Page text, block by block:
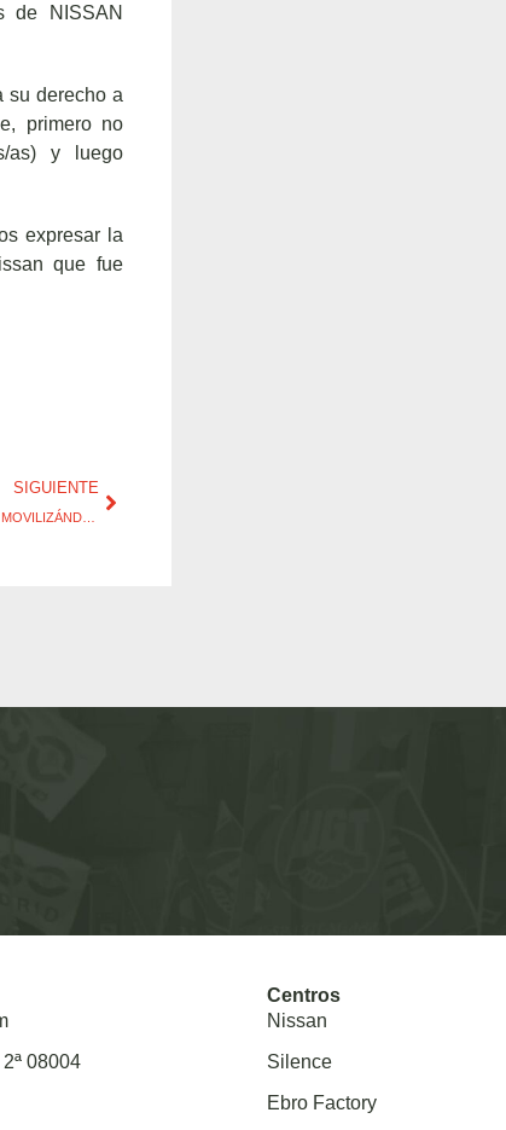
de NISSAN
su derecho a
primero no
as) y luego
expresar la
que fue
SIGUIENTE
NO PODRÁN CON NOSOTROS… SEGUIREMOS MOVILIZÁNDONOS
08004
Centros
Nissan
Silence
Ebro Factory